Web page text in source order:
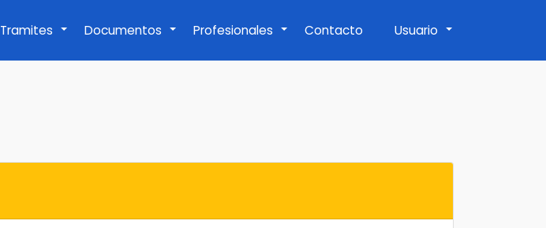
+
Tramites +
Documentos +
Profesionales Contacto +
Usuario